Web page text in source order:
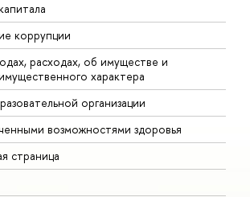
коррупции
расходах, об имуществе и
характера
организации
возможностями здоровья
страница